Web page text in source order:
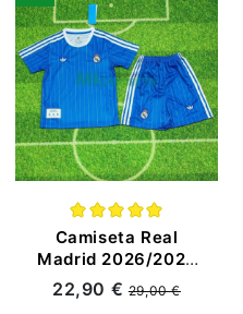
Camiseta Real
Madrid 2026/2027
Edición Especial
Niño Kit Azul
22,90 €29,00 €